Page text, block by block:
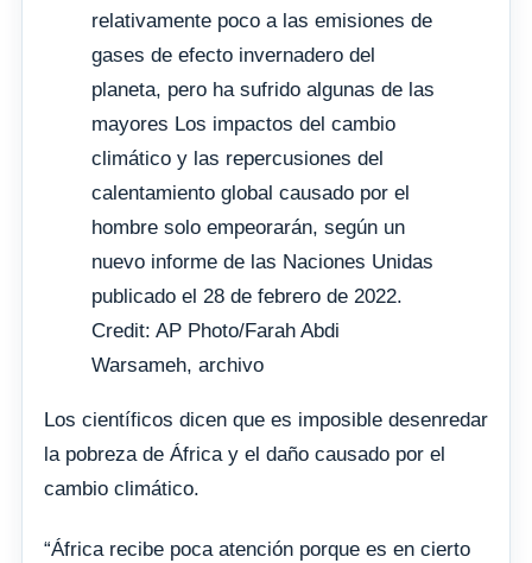
relativamente poco a las emisiones de
gases de efecto invernadero del
planeta, pero ha sufrido algunas de las
mayores Los impactos del cambio
climático y las repercusiones del
calentamiento global causado por el
hombre solo empeorarán, según un
nuevo informe de las Naciones Unidas
publicado el 28 de febrero de 2022.
Credit: AP Photo/Farah Abdi
Warsameh, archivo
Los científicos dicen que es imposible desenredar
la pobreza de África y el daño causado por el
cambio climático.
“África recibe poca atención porque es en cierto